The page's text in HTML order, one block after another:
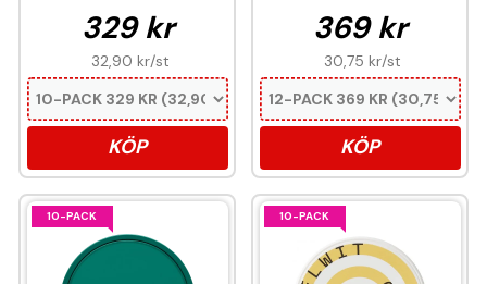
329 kr
32,90 kr/st
KÖP
369 kr
30,75 kr/st
KÖP
10-PACK 10-PACK